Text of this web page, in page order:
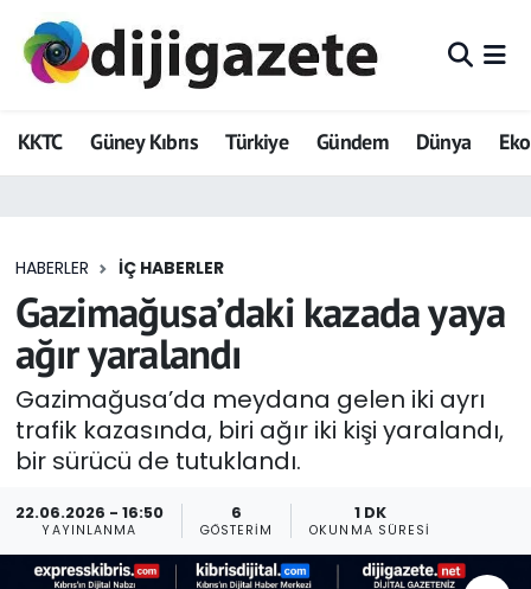
KKTC Güney Kıbrıs Türkiye Gündem Dünya
HABERLER İÇ HABERLER
Gazimağusa’daki kazada yaya
ağır yaralandı
Gazimağusa’da meydana gelen iki ayrı
trafik kazasında, biri ağır iki kişi yaralandı,
bir sürücü de tutuklandı.
22.06.2026 - 16:50
YAYINLANMA
6
GÖSTERIM
1 DK
OKUNMA SÜRESI
ADVERTORIAL
Dijigazete
Eğitim
Ekonomi
Foto Galeri
GEZİ
Güncel
Gündem
Hava Durumu
Trafik Durumu
Tüm Manşetler
Son Dakika Haberleri
Haber Arşivi